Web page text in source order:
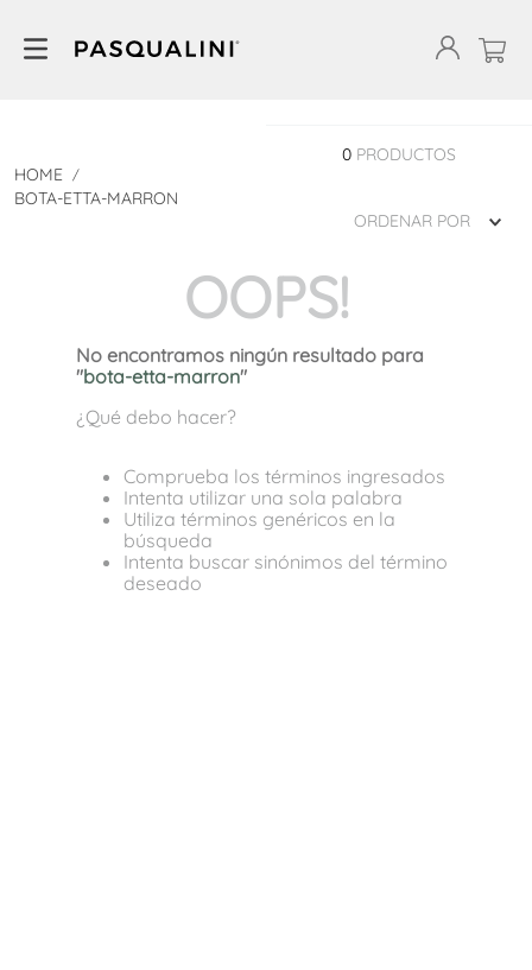
BOTA-ETTA-MARRON
0 PRODUCTOS
ORDENAR POR
OOPS!
No encontramos ningún resultado para
"bota-etta-marron"
¿Qué debo hacer?
Comprueba los términos ingresados
Intenta utilizar una sola palabra
Utiliza términos genéricos en la
búsqueda
Intenta buscar sinónimos del término
deseado